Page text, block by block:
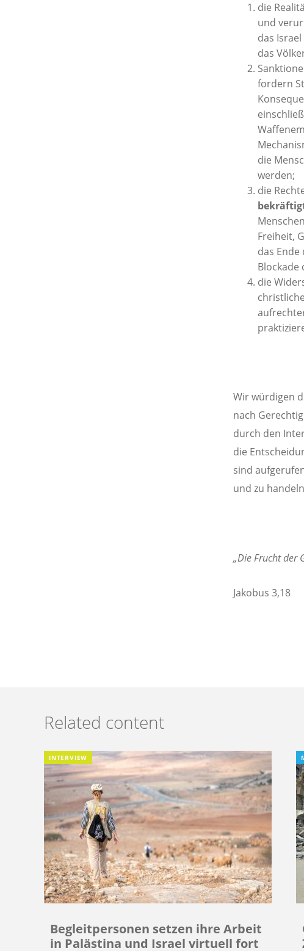
die
und
das
das
fordern
die
werden;
die
Freiheit,
das
Blockade
die
Wir würdigen
nach
durch den
die
sind
und zu
„Die Frucht der
Jakobus 3,18
Related content
INTERVIEW
Begleitpersonen setzen ihre Arbeit
in Palästina und Israel virtuell fort